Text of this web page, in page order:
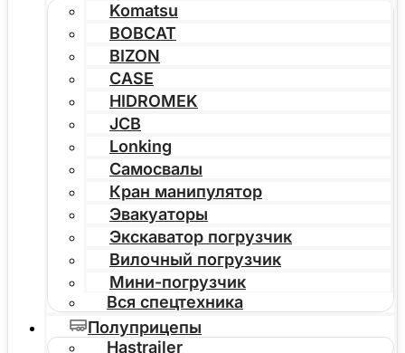
Komatsu
BOBCAT
BIZON
CASE
HIDROMEK
JCB
Lonking
Самосвалы
Кран манипулятор
Эвакуаторы
Экскаватор погрузчик
Вилочный погрузчик
Мини-погрузчик
Вся спецтехника
Полуприцепы
Hastrailer